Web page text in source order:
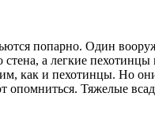
попарно. Один
а легкие
как и пехотинцы. Но
опомниться. Тяжелые